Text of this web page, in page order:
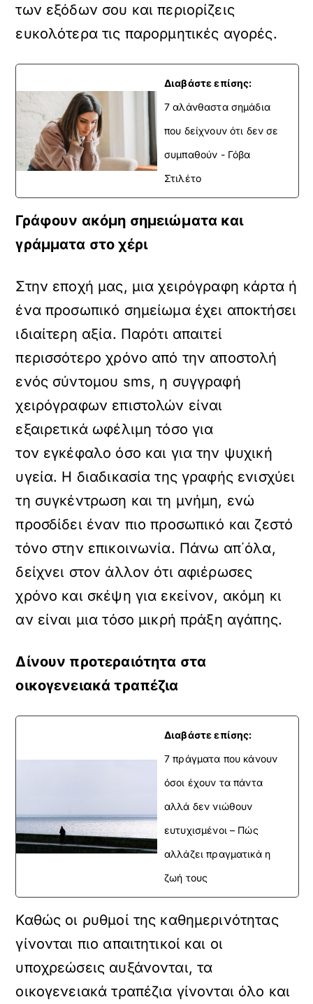
των εξόδων σου και περιορίζεις
ευκολότερα τις παρορμητικές αγορές.
Διαβάστε επίσης:
7 αλάνθαστα σημάδια
που δείχνουν ότι δεν σε
συμπαθούν - Γόβα
Στιλέτο
Γράφουν ακόμη σημειώματα και
γράμματα στο χέρι
Στην εποχή μας, μια χειρόγραφη κάρτα ή
ένα προσωπικό σημείωμα έχει αποκτήσει
ιδιαίτερη αξία. Παρότι απαιτεί
περισσότερο χρόνο από την αποστολή
ενός σύντομου sms, η συγγραφή
χειρόγραφων επιστολών είναι
εξαιρετικά ωφέλιμη τόσο για
τον εγκέφαλο όσο και για την ψυχική
υγεία. Η διαδικασία της γραφής ενισχύει
τη συγκέντρωση και τη μνήμη, ενώ
προσδίδει έναν πιο προσωπικό και ζεστό
τόνο στην επικοινωνία. Πάνω απ΄όλα,
δείχνει στον άλλον ότι αφιέρωσες
χρόνο και σκέψη για εκείνον, ακόμη κι
αν είναι μια τόσο μικρή πράξη αγάπης.
Δίνουν προτεραιότητα στα
οικογενειακά τραπέζια
Διαβάστε επίσης:
7 πράγματα που κάνουν
όσοι έχουν τα πάντα
αλλά δεν νιώθουν
ευτυχισμένοι – Πώς
αλλάζει πραγματικά η
ζωή τους
Καθώς οι ρυθμοί της καθημερινότητας
γίνονται πιο απαιτητικοί και οι
υποχρεώσεις αυξάνονται, τα
οικογενειακά τραπέζια γίνονται όλο και